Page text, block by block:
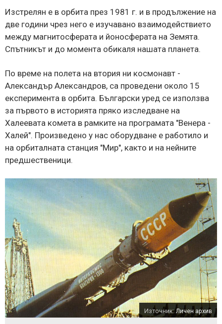
Изстрелян е в орбита през 1981 г. и в продължение на
две години чрез него е изучавано взаимодействието
между магнитосферата и йоносферата на Земята.
Спътникът и до момента обикаля нашата планета.
По време на полета на втория ни космонавт -
Александър Александров, са проведени около 15
експеримента в орбита. Български уред се използва
за първото в историята пряко изследване на
Халеевата комета в рамките на програмата "Венера -
Халей". Произведено у нас оборудване е работило и
на орбиталната станция "Мир", както и на нейните
предшественици.
Източник:Личен архив